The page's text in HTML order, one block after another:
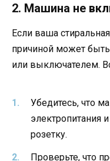
2. Машина не
Если ваша
причиной может
или выключателем.
Убедитесь, что
электропитания
розетку.
Проверьте, что